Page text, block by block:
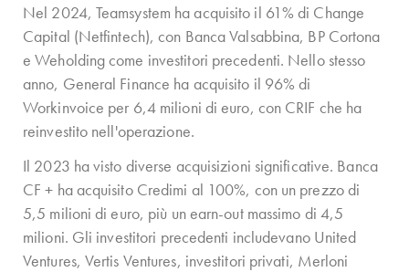
Nel 2024, Teamsystem ha acquisito il 61% di Change
Capital (Netfintech), con Banca Valsabbina, BP Cortona
e Weholding come investitori precedenti. Nello stesso
anno, General Finance ha acquisito il 96% di
Workinvoice per 6,4 milioni di euro, con CRIF che ha
reinvestito nell'operazione.
Il 2023 ha visto diverse acquisizioni significative. Banca
CF + ha acquisito Credimi al 100%, con un prezzo di
5,5 milioni di euro, più un earn-out massimo di 4,5
milioni. Gli investitori precedenti includevano United
Ventures, Vertis Ventures, investitori privati, Merloni